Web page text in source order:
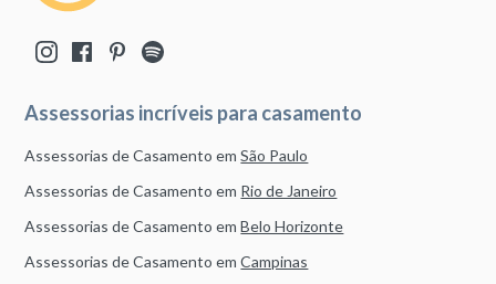
Assessorias incríveis para casamento
Assessorias de Casamento emSão Paulo
Assessorias de Casamento em Rio de Janeiro
Assessorias de Casamento emBelo Horizonte
Assessorias de Casamento emCampinas